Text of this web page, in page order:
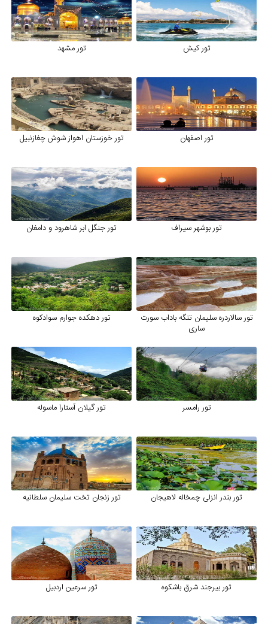
تور کیش تور مشهد
تور اصفهان تور خوزستان اهواز شوش چغازنبیل
تور بوشهر سیراف تور جنگل ابر شاهرود و دامغان
تور سالاردره سلیمان تنگه باداب سورت
ساری
تور دهکده جوارم سوادکوه
تور رامسر تور گیلان آستارا ماسوله
تور بندر انزلی چمخاله لاهیجان تور زنجان تخت سلیمان سلطانیه
تور بیرجند شرق باشکوه تور سرعین اردبیل